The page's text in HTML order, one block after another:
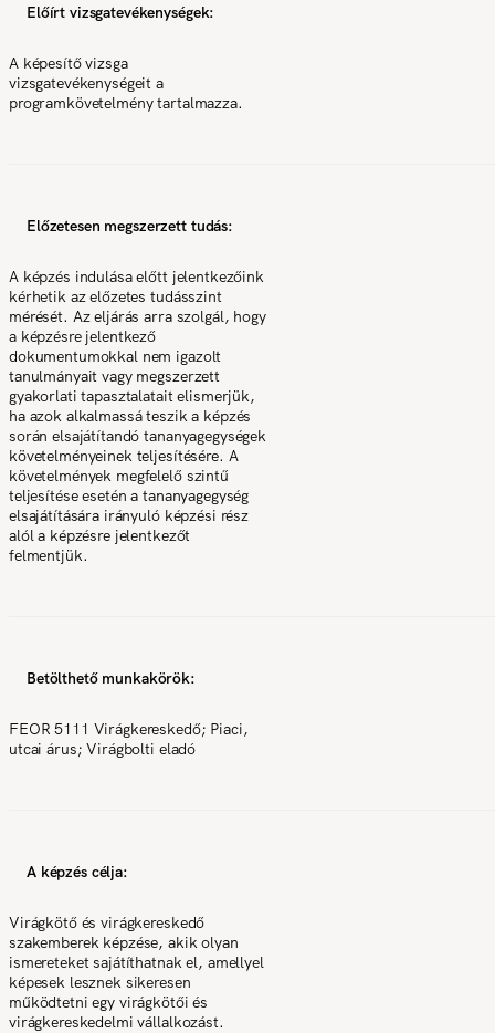
Előírt vizsgatevékenységek:
A képesítő vizsga
vizsgatevékenységeit a
programkövetelmény tartalmazza.
Előzetesen megszerzett tudás:
A képzés indulása előtt jelentkezőink
kérhetik az előzetes tudásszint
mérését. Az eljárás arra szolgál, hogy
a képzésre jelentkező
dokumentumokkal nem igazolt
tanulmányait vagy megszerzett
gyakorlati tapasztalatait elismerjük,
ha azok alkalmassá teszik a képzés
során elsajátítandó tananyagegységek
követelményeinek teljesítésére. A
követelmények megfelelő szintű
teljesítése esetén a tananyagegység
elsajátítására irányuló képzési rész
alól a képzésre jelentkezőt
felmentjük.
Betölthető munkakörök:
FEOR 5111 Virágkereskedő; Piaci,
utcai árus; Virágbolti eladó
A képzés célja:
Virágkötő és virágkereskedő
szakemberek képzése, akik olyan
ismereteket sajátíthatnak el, amellyel
képesek lesznek sikeresen
működtetni egy virágkötői és
virágkereskedelmi vállalkozást.